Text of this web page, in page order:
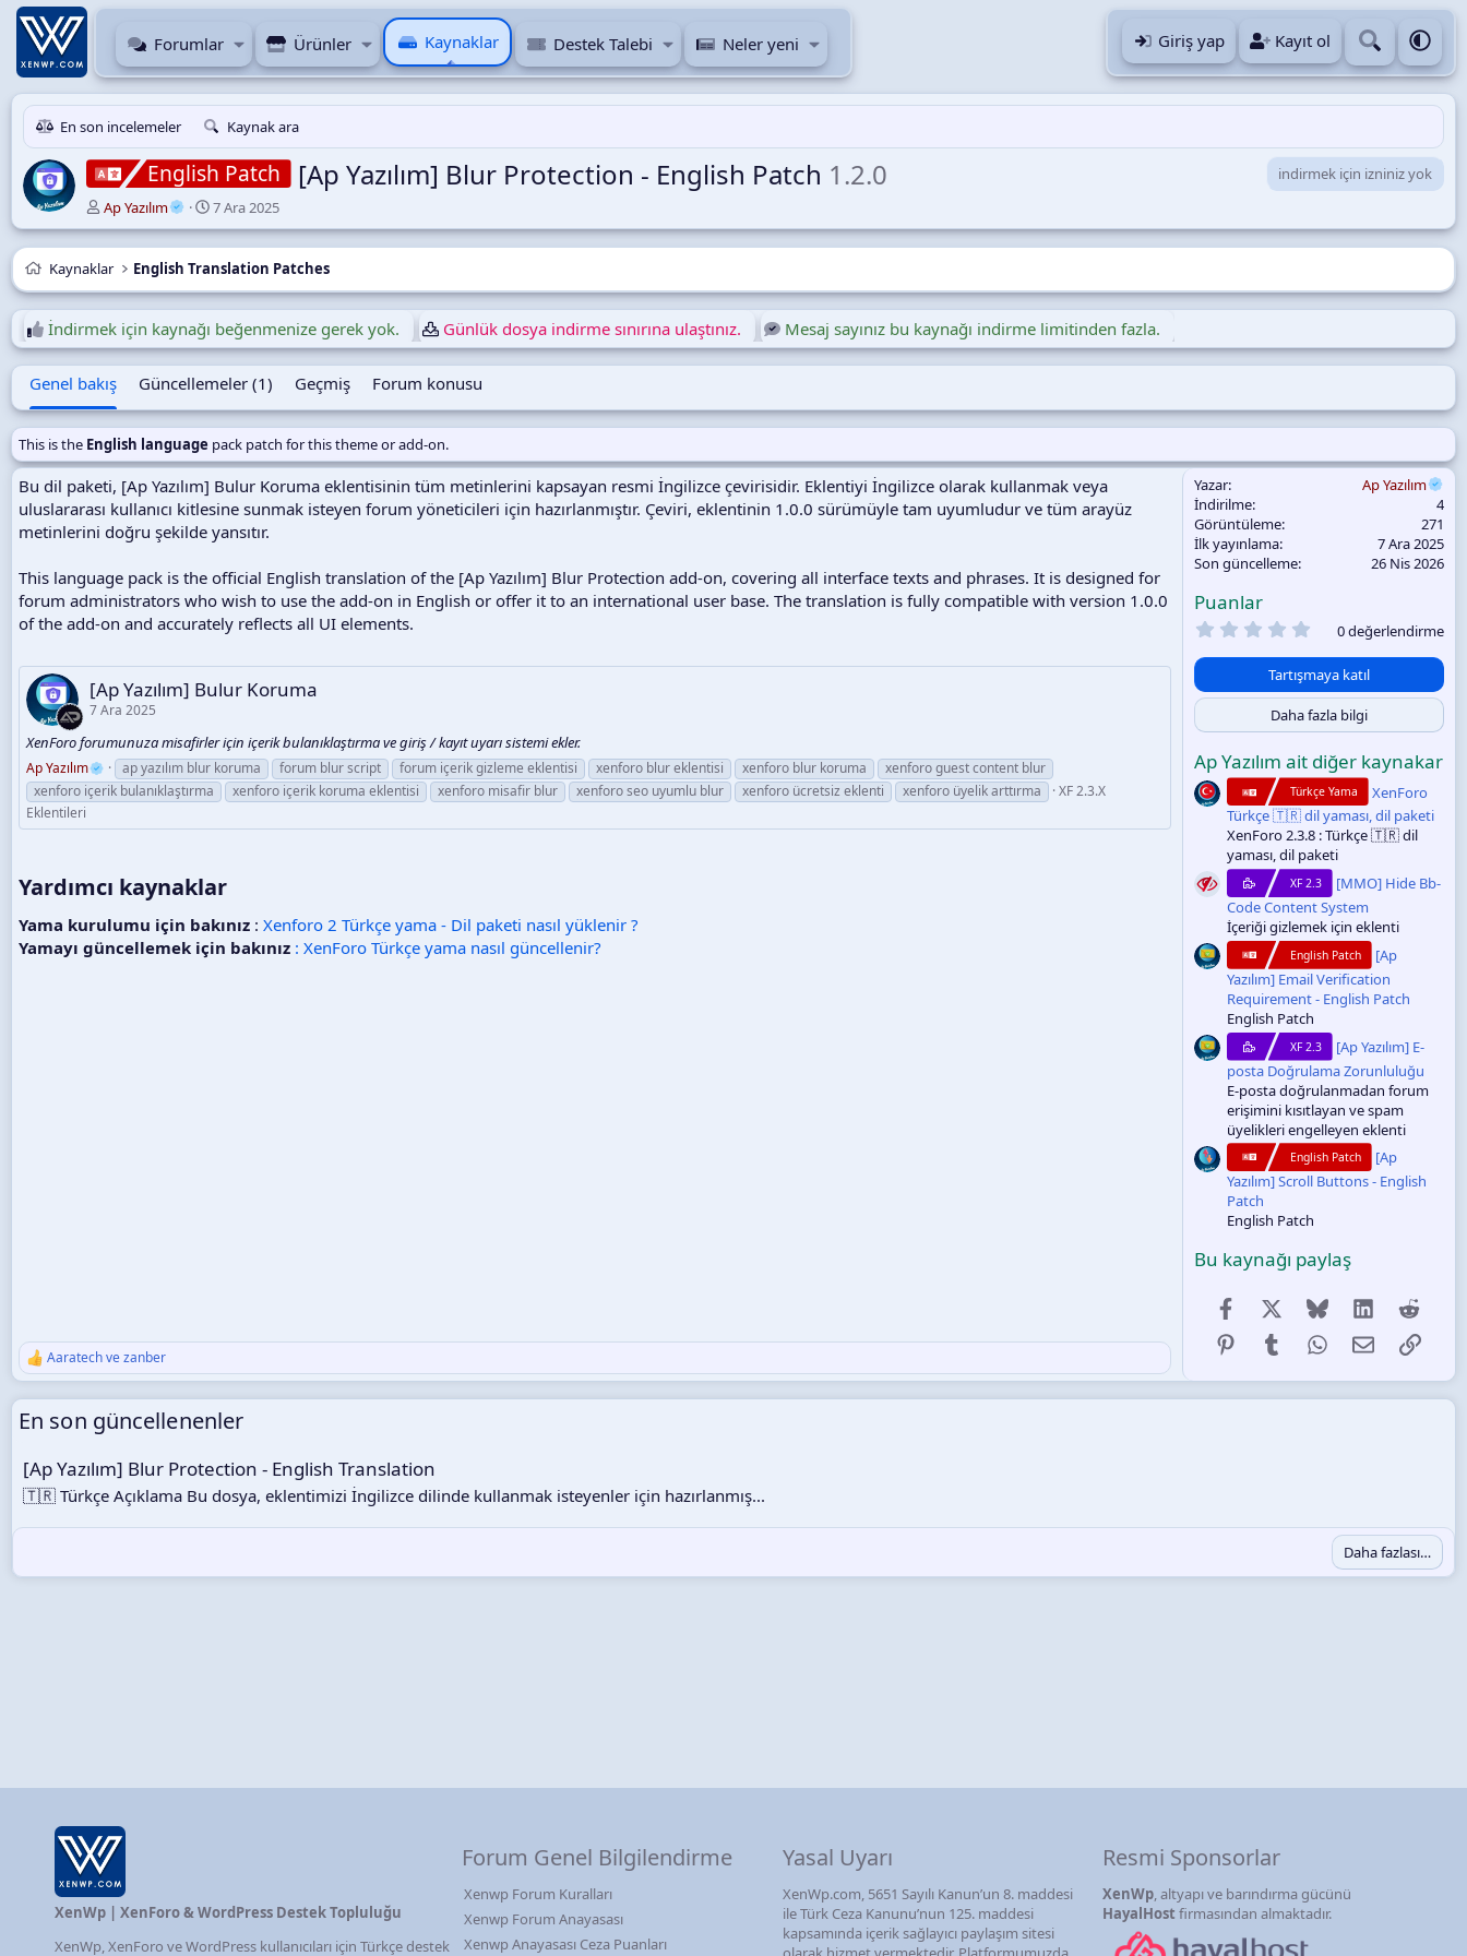
Forumlar Ürünler Kaynaklar Destek Talebi Neler yeni Giriş yap Kayıt ol
En son incelemeler Kaynak ara
English Patch [Ap Yazılım] Blur Protection - English Patch 1.2.0
indirmek için izniniz yok
Y
a
z
a
Ap Yazılım
O
l
u
ş
r
u
l
m
a
r
i
h
i
7 Ara 2025
Kaynaklar English Translation Patches
İndirmek için kaynağı beğenmenize gerek yok. Günlük dosya indirme sınırına ulaştınız. Mesaj sayınız bu kaynağı indirme limitinden fazla.
Genel bakış Güncellemeler (1) Geçmiş Forum konusu
This is the English language pack patch for this theme or add-on.
Bu dil paketi, [Ap Yazılım] Bulur Koruma eklentisinin tüm metinlerini kapsayan resmi İngilizce çevirisidir. Eklentiyi İngilizce olarak kullanmak veya
uluslararası kullanıcı kitlesine sunmak isteyen forum yöneticileri için hazırlanmıştır. Çeviri, eklentinin 1.0.0 sürümüyle tam uyumludur ve tüm arayüz
metinlerini doğru şekilde yansıtır.
This language pack is the official English translation of the [Ap Yazılım] Blur Protection add-on, covering all interface texts and phrases. It is designed for
forum administrators who wish to use the add-on in English or offer it to an international user base. The translation is fully compatible with version 1.0.0
of the add-on and accurately reflects all UI elements.
[Ap Yazılım] Bulur Koruma
7 Ara 2025
XenForo forumunuza misafirler için içerik bulanıklaştırma ve giriş / kayıt uyarı sistemi ekler.
Ap Yazılım ap yazılım blur koruma forum blur script forum içerik gizleme eklentisi xenforo blur eklentisi xenforo blur koruma
xenforo guest content blur
xenforo içerik bulanıklaştırma
xenforo içerik koruma eklentisi xenforo misafir blur xenforo seo uyumlu blur xenforo ücretsiz eklenti xenforo üyelik arttırma
XF 2.3.X
Eklentileri
Yardımcı kaynaklar​
Yama kurulumu için bakınız : Xenforo 2 Türkçe yama - Dil paketi nasıl yüklenir ?
Yamayı güncellemek için bakınız : XenForo Türkçe yama nasıl güncellenir?
T
e
p
k
i
e
r
:
Aaratechvezanber
Yazar
Ap Yazılım
İndirilme
4
Görüntüleme
271
İlk yayınlama
7 Ara 2025
Son güncelleme
26 Nis 2026
Puanlar
0
0
y
ı
l
ı
z
0 değerlendirme
Tartışmaya katıl
Daha fazla bilgi
Ap Yazılım ait diğer kaynakar
Türkçe Yama
XenForo
Türkçe 🇹🇷 dil yaması, dil paketi
XenForo 2.3.8 : Türkçe 🇹🇷 dil
yaması, dil paketi
XF 2.3
[MMO] Hide Bb-
Code Content System
İçeriği gizlemek için eklenti
English Patch
[Ap
Yazılım] Email Verification
Requirement - English Patch
English Patch
XF 2.3
[Ap Yazılım] E-
posta Doğrulama Zorunluluğu
E-posta doğrulanmadan forum
erişimini kısıtlayan ve spam
üyelikleri engelleyen eklenti
English Patch
[Ap
Yazılım] Scroll Buttons - English
Patch
English Patch
Bu kaynağı paylaş
FacebookX (Twitter)
BlueskyLinkedInReddit
PinterestTumblrWhatsApp
E-postaLink
En son güncellenenler
[Ap Yazılım] Blur Protection - English Translation
🇹🇷 Türkçe Açıklama Bu dosya, eklentimizi İngilizce dilinde kullanmak isteyenler için hazırlanmış...
Daha fazlası…
XenWp | XenForo & WordPress Destek Topluluğu
XenWp, XenForo ve WordPress kullanıcıları için Türkçe destek
Forum Genel Bilgilendirme
Xenwp Forum Kuralları
Xenwp Forum Anayasası
Xenwp Anayasası Ceza Puanları
Yasal Uyarı
XenWp.com, 5651 Sayılı Kanun’un 8. maddesi
ile Türk Ceza Kanunu’nun 125. maddesi
kapsamında içerik sağlayıcı paylaşım sitesi
Resmi Sponsorlar
XenWp, altyapı ve barındırma gücünü
HayalHost firmasından almaktadır.